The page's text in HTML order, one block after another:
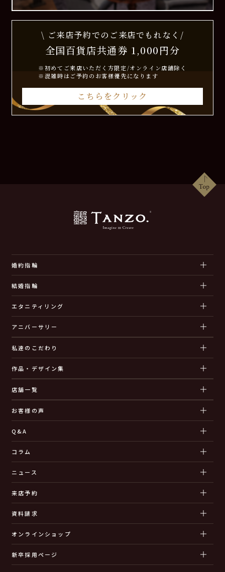
\ ご来店予約でのご来店でもれなく/
全国百貨店共通券 1,000円分
※初めてご来店いただく方限定/オンライン店舗除く
※混雑時はご予約のお客様優先になります
こちらをクリック
婚約指輪
結婚指輪
エタニティリング
アニバーサリー
私達のこだわり
作品・デザイン集
店舗一覧
お客様の声
Q&A
コラム
ニュース
来店予約
資料請求
オンラインショップ
新卒採用ページ